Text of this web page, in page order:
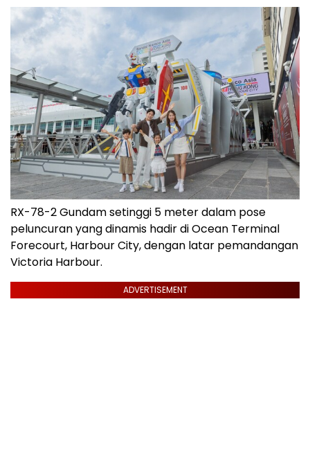
RX-78-2 Gundam setinggi 5 meter dalam pose
peluncuran yang dinamis hadir di Ocean Terminal
Forecourt, Harbour City, dengan latar pemandangan
Victoria Harbour.
ADVERTISEMENT